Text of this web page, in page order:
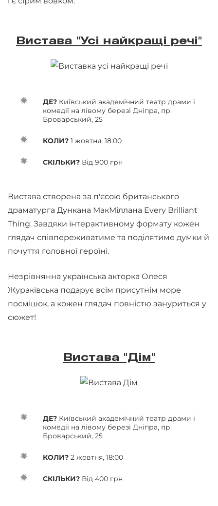
Вистава "Усі найкращі речі"
ДЕ? Київський академічний театр драми і
комедії на лівому березі Дніпра, пр.
Броварський, 25
КОЛИ? 1 жовтня, 18:00
СКІЛЬКИ? Від 900 грн
Вистава створена за п'єсою британського
драматурга Дункана МакМіллана Every Brilliant
Thing. Завдяки інтерактивному формату кожен
глядач співпереживатиме та поділятиме думки й
почуття головної героїні.
Незрівнянна українська акторка Олеся
Жураківська подарує всім присутнім море
посмішок, а кожен глядач повністю зануриться у
сюжет!
Вистава "Дім"
ДЕ? Київський академічний театр драми і
комедії на лівому березі Дніпра, пр.
Броварський, 25
КОЛИ? 2 жовтня, 18:00
СКІЛЬКИ? Від 400 грн